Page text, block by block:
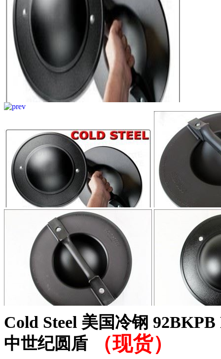
Cold Steel 美国冷钢
中世纪圆盾
（现货）